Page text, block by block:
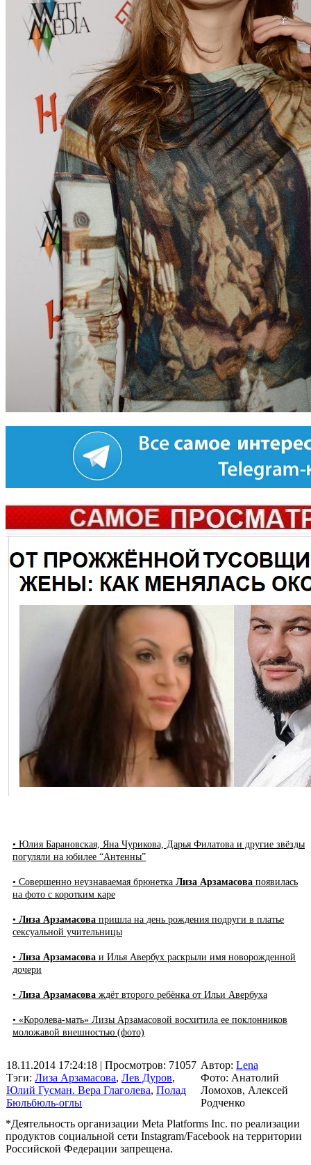
• Юлия Барановская, Яна Чурикова, Дарья Филатова и другие звёзды
погуляли на юбилее “Антенны”
• Совершенно неузнаваемая брюнетка Лиза Арзамасова появилась
на фото с коротким каре
• Лиза Арзамасова пришла на день рождения подруги в платье
сексуальной учительницы
• Лиза Арзамасова и Илья Авербух раскрыли имя новорожденной
дочери
• Лиза Арзамасова ждёт второго ребёнка от Ильи Авербуха
• «Королева-мать» Лизы Арзамасовой восхитила ее поклонников
моложавой внешностью (фото)
18.11.2014 17:24:18 | Просмотров: 71057
Тэги: Лиза Арзамасова, Лев Дуров,
Юлий Гусман. Вера Глаголева, Полад
Бюльбюль-оглы
Автор: Lena
Фото: Анатолий
Ломохов, Алексей
Родченко
*Деятельность организации Meta Platforms Inc. по реализации
продуктов социальной сети Instagram/Facebook на территории
Российской Федерации запрещена.